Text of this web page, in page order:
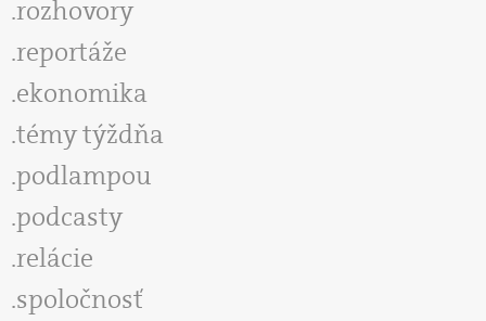
rozhovory
reportáže
ekonomika
témy týždňa
podlampou
podcasty
relácie
spoločnosť